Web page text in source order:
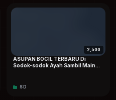
2,500
ASUPAN BOCIL TERBARU Di
Sodok-sodok Ayah Sambil Main
SD